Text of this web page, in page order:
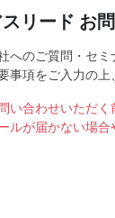
スリード お
へのご質問・セ
事項をご入力の
い合わせいただく
ルが届かない場